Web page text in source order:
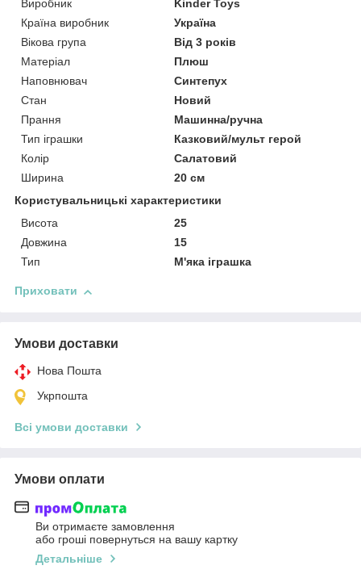
Виробник
Kinder Toys
Країна виробник
Україна
Вікова група
Від 3 років
Матеріал
Плюш
Наповнювач
Синтепух
Стан
Новий
Прання
Машинна/ручна
Тип іграшки
Казковий/мульт герой
Колір
Салатовий
Ширина
20 см
Користувальницькі характеристики
Висота
25
Довжина
15
Тип
М'яка іграшка
Приховати
Умови доставки
Нова Пошта
Укрпошта
Всі умови доставки
Умови оплати
Ви отримаєте замовлення
або гроші повернуться на вашу картку
Детальніше